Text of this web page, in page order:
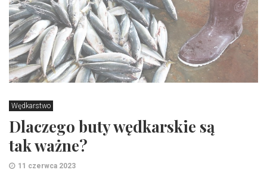
Wędkarstwo
Dlaczego buty wędkarskie są
tak ważne?
11 czerwca 2023